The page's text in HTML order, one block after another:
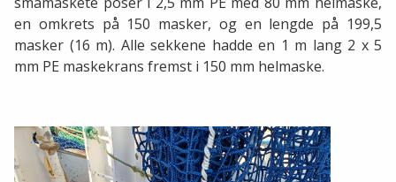
en omkrets på 150 masker, og en lengde på 199,5
masker (16 m). Alle sekkene hadde en 1 m lang 2 x 5
mm PE maskekrans fremst i 150 mm helmaske.